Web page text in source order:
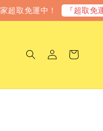
運中！ 『超取免運』點